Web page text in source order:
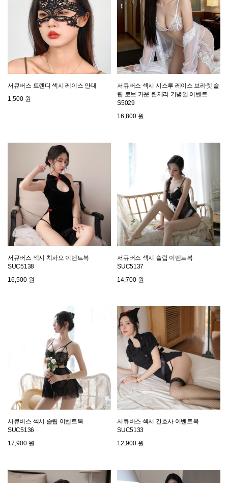
서큐버스 트렌디 섹시 레이스 안대
1,500 원
서큐버스 섹시 시스루 레이스 브라렛 슬
립 로브 가운 란제리 기념일 이벤트
S5029
16,800 원
서큐버스 섹시 치파오 이벤트복
SUC5138
16,500 원
서큐버스 섹시 슬립 이벤트복
SUC5137
14,700 원
서큐버스 섹시 슬립 이벤트복
SUC5136
17,900 원
서큐버스 섹시 간호사 이벤트복
SUC5133
12,900 원